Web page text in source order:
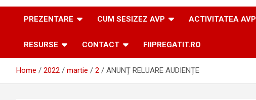
PREZENTARE CUM SESIZEZ AVP ACTIVITATEA AVP
RESURSE CONTACT FIIPREGATIT.RO
Home 2022 martie 2 ANUNȚ RELUARE AUDIENȚE